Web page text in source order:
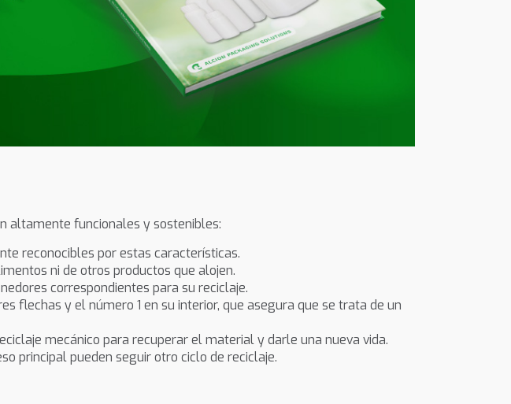
altamente funcionales y sostenibles:
reconocibles por estas características.
ni de otros productos que alojen.
correspondientes para su reciclaje.
flechas y el número 1 en su interior, que asegura que se trata de un
mecánico para recuperar el material y darle una nueva vida.
principal pueden seguir otro ciclo de reciclaje.